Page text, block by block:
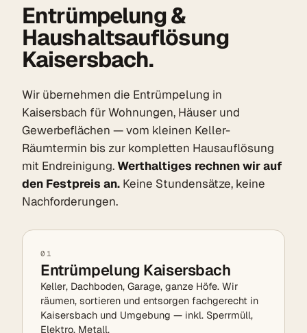
Entrümpelung &
Haushaltsauflösung
Kaisersbach.
Wir übernehmen die Entrümpelung in
Kaisersbach für Wohnungen, Häuser und
Gewerbeflächen — vom kleinen Keller-
Räumtermin bis zur kompletten Hausauflösung
mit Endreinigung.Werthaltiges rechnen wir auf
den Festpreis an. Keine Stundensätze, keine
Nachforderungen.
01
Entrümpelung Kaisersbach
Keller, Dachboden, Garage, ganze Höfe. Wir
räumen, sortieren und entsorgen fachgerecht in
Kaisersbach und Umgebung — inkl. Sperrmüll,
Elektro, Metall.